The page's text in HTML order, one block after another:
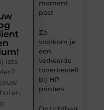
moment
past
Zo
voorkom je
een
verkeerde
tonerbestelling
bij HP
printers
iets